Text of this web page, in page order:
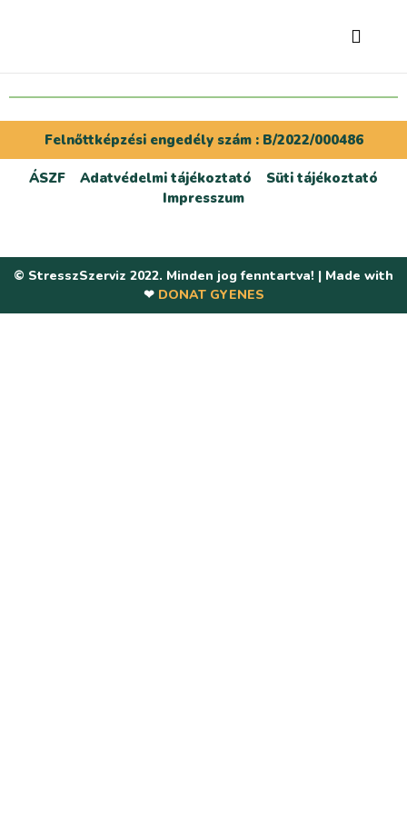
Felnőttképzési engedély szám : B/2022/000486
ÁSZF Adatvédelmi tájékoztató
Süti tájékoztató
Impresszum
© StresszSzerviz 2022. Minden jog fenntartva! | Made with
❤ DONAT GYENES